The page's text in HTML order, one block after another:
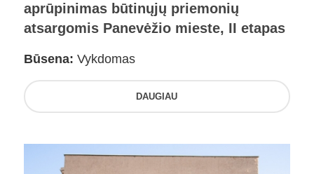
aprūpinimas būtinųjų priemonių
atsargomis Panevėžio mieste, II etapas
Būsena: Vykdomas
DAUGIAU